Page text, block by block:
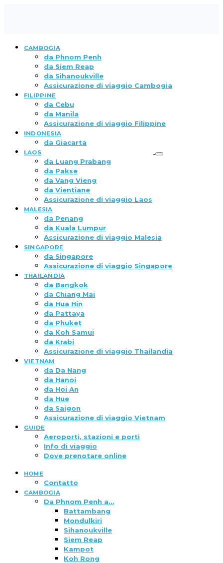
CAMBOGIA
da Phnom Penh
da Siem Reap
da Sihanoukville
Assicurazione di viaggio Cambogia
FILIPPINE
da Cebu
da Manila
Assicurazione di viaggio Filippine
INDONESIA
da Giacarta
LAOS
da Luang Prabang
da Pakse
da Vang Vieng
da Vientiane
Assicurazione di viaggio Laos
MALESIA
da Penang
da Kuala Lumpur
Assicurazione di viaggio Malesia
SINGAPORE
da Singapore
Assicurazione di viaggio Singapore
THAILANDIA
da Bangkok
da Chiang Mai
da Hua Hin
da Pattaya
da Phuket
da Koh Samui
da Krabi
Assicurazione di viaggio Thailandia
VIETNAM
da Da Nang
da Hanoi
da Hoi An
da Hue
da Saigon
Assicurazione di viaggio Vietnam
GUIDE
Aeroporti, stazioni e porti
Info di viaggio
Dove prenotare online
HOME
Contatto
CAMBOGIA
Da Phnom Penh a…
Battambang
Mondulkiri
Sihanoukville
Siem Reap
Kampot
Koh Rong